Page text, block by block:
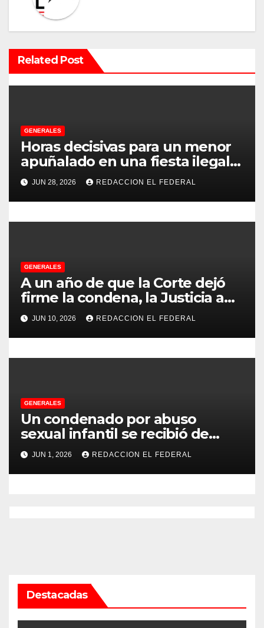
i
ó
n
e
e
n
r
d
a
s
Related Post
GENERALES
Horas decisivas para un menor
apuñalado en una fiesta ilegal
con más de 500 asistentes en
Chilecito
JUN 28, 2026 REDACCION EL FEDERAL
GENERALES
A un año de que la Corte dejó
firme la condena, la Justicia aún
no pudo decomisarle ni un peso
a CFK
JUN 10, 2026 REDACCION EL FEDERAL
GENERALES
Un condenado por abuso
sexual infantil se recibió de
psicopedagogo dentro del
Servicio Penitenciario de La
Rioja
JUN 1, 2026 REDACCION EL FEDERAL
Destacadas